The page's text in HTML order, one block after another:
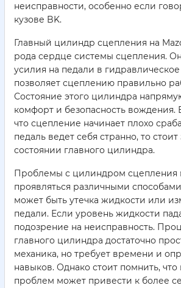
неисправности, особенно если
кузове BK.
Главный цилиндр сцепления на
рода сердце системы сцепления.
усилия на педали в
позволяет сцеплению правильно
Состояние этого цилиндра
комфорт и безопасность вождения.
что сцепление начинает плохо
педаль ведет себя странно, то стоит
состоянии главного цилиндра.
Проблемы с цилиндром сцепления
проявляться различными
может быть утечка жидкости или
педали. Если уровень жидкости
подозрение на неисправность.
главного цилиндра достаточно
механика, но требует времени и
навыков. Однако стоит помнить,
проблем может привести к более